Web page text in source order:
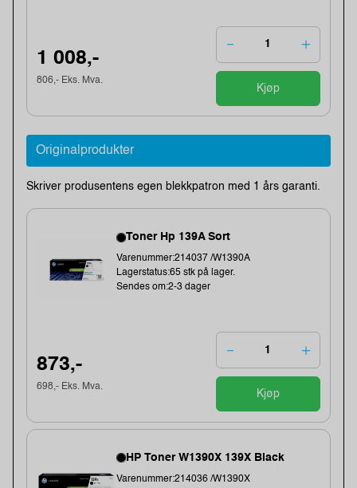
1 008,-
806,- Eks. Mva.
Kjøp
Originalprodukter
Skriver produsentens egen blekkpatron med 1 års garanti.
Toner Hp 139A Sort
Varenummer:214037 /W1390A
Lagerstatus:65 stk på lager.
Sendes om:2-3 dager
873,-
698,- Eks. Mva.
Kjøp
HP Toner W1390X 139X Black
Varenummer:214036 /W1390X